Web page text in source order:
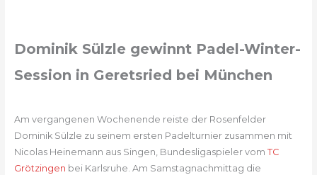
Dominik Sülzle gewinnt Padel-Winter-
Session in Geretsried bei München
Am vergangenen Wochenende reiste der Rosenfelder
Dominik Sülzle zu seinem ersten Padelturnier zusammen mit
Nicolas Heinemann aus Singen, Bundesligaspieler vom TC
Grötzingen bei Karlsruhe. Am Samstagnachmittag die